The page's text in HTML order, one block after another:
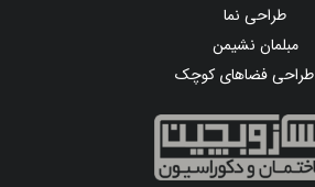
طراحی نما
مبلمان نشیمن
طراحی فضاهای کوچک